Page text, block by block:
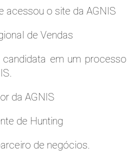
acessou o site da AGNIS
de Vendas
em um processo
da AGNIS
de Hunting
de negócios.